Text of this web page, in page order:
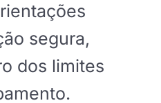
segura,
dos limites